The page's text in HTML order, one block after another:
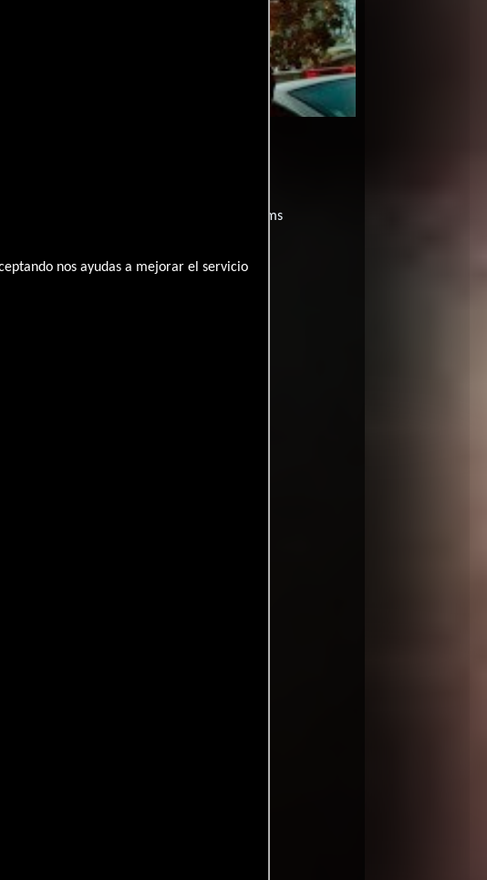
nos ayudas a mejorar el servicio
catálogo de
y encuentra films
se encuentre disponible